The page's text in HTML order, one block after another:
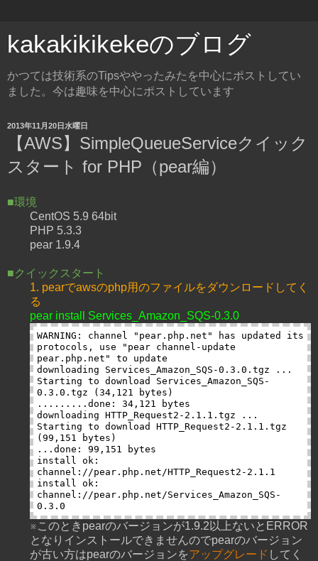
kakakikikekeのブログ
かつては技術系のTipsややったみたを中心にポストしてい
ました。今は趣味を中心にポストしています
2013年11月20日水曜日
【AWS】SimpleQueueServiceクイック
スタート for PHP（pear編）
■環境
CentOS 5.9 64bit
PHP 5.3.3
pear 1.9.4
■クイックスタート
1. pearでawsのphp用のファイルをダウンロードしてく
る
pear install Services_Amazon_SQS-0.3.0
WARNING: channel "pear.php.net" has updated its
protocols, use "pear channel-update
pear.php.net" to update
downloading Services_Amazon_SQS-0.3.0.tgz ...
Starting to download Services_Amazon_SQS-
0.3.0.tgz (34,121 bytes)
.........done: 34,121 bytes
downloading HTTP_Request2-2.1.1.tgz ...
Starting to download HTTP_Request2-2.1.1.tgz
(99,151 bytes)
...done: 99,151 bytes
install ok:
channel://pear.php.net/HTTP_Request2-2.1.1
install ok:
channel://pear.php.net/Services_Amazon_SQS-
※このときpearのバージョンが1.9.2以上ないとERROR
となりインストールできませんのでpearのバージョン
が古い方はpearのバージョンをアップグレード してく